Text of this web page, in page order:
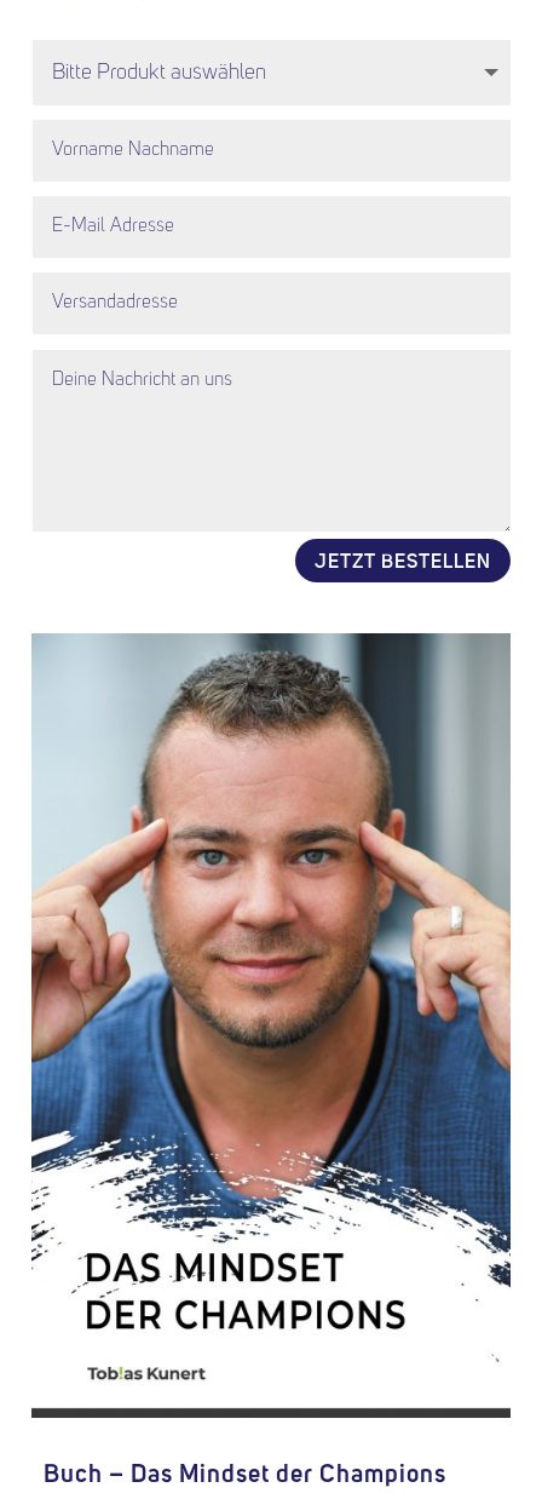
JETZT BESTELLEN
Buch – Das Mindset der Champions